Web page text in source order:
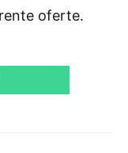
oferte.